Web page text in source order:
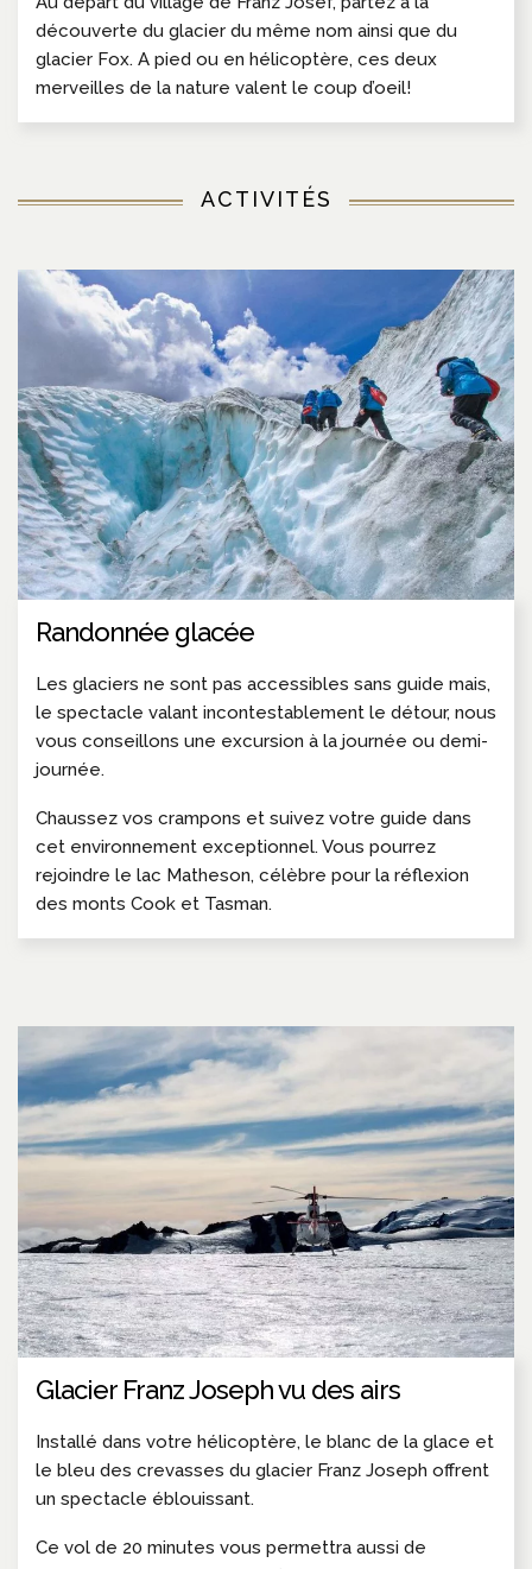
découverte du glacier du même nom ainsi que du
glacier Fox. A pied ou en hélicoptère, ces deux
merveilles de la nature valent le coup d’oeil!
ACTIVITÉS
Randonnée glacée
Les glaciers ne sont pas accessibles sans guide mais,
le spectacle valant incontestablement le détour, nous
vous conseillons une excursion à la journée ou demi-
journée.
Chaussez vos crampons et suivez votre guide dans
cet environnement exceptionnel. Vous pourrez
rejoindre le lac Matheson, célèbre pour la réflexion
des monts Cook et Tasman.
Glacier Franz Joseph vu des airs
Installé dans votre hélicoptère, le blanc de la glace et
le bleu des crevasses du glacier Franz Joseph offrent
un spectacle éblouissant.
Ce vol de 20 minutes vous permettra aussi de